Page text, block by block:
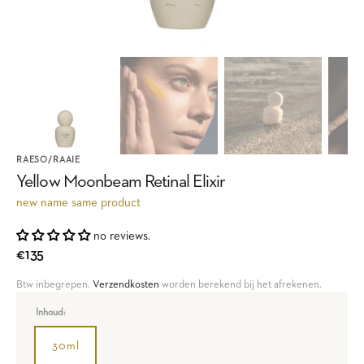
RAESO/RAAIE
Yellow Moonbeam Retinal Elixir
new name same product
no reviews.
Regular
price
€135
Btw inbegrepen. Verzendkosten worden berekend bij het afrekenen.
Inhoud:
30mlVariant